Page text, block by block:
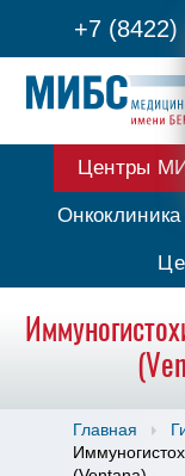
+7 (8422)
Центры
Онкоклиника
Главная